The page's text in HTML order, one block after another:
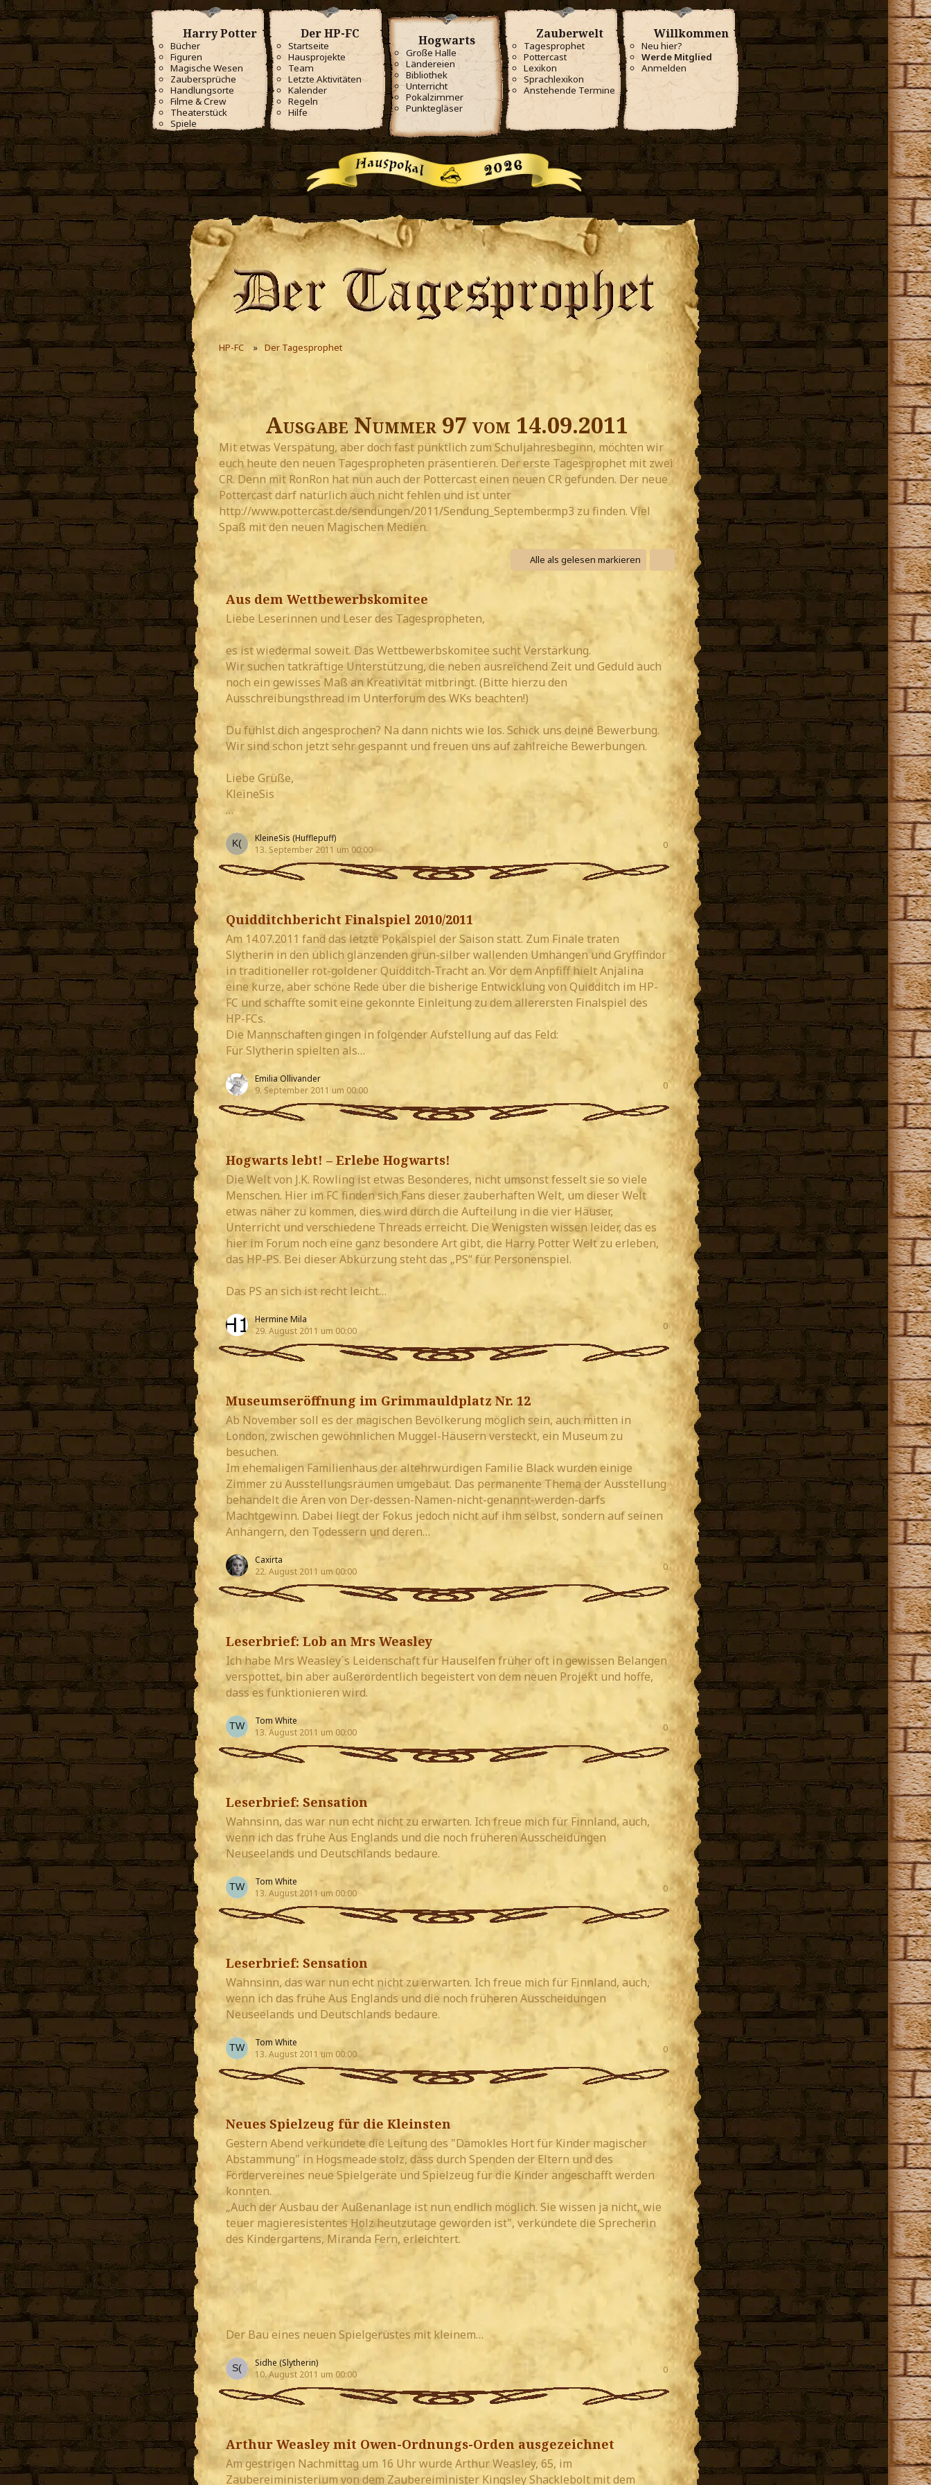
Harry Potter
Bücher
Figuren
Magische Wesen
Zaubersprüche
Handlungsorte
Filme & Crew
Theaterstück
Spiele
Der HP-FC
Startseite
Hausprojekte
Team
Letzte Aktivitäten
Kalender
Regeln
Hilfe
Hogwarts
Große Halle
Ländereien
Bibliothek
Unterricht
Pokalzimmer
Punktegläser
Zauberwelt
Tagesprophet
Pottercast
Lexikon
Sprachlexikon
Anstehende Termine
Willkommen
Neu hier?
Werde Mitglied
Anmelden
HP-FC Der Tagesprophet
Ausgabe Nummer 97 vom 14.09.2011
Mit etwas Verspätung, aber doch fast pünktlich zum Schuljahresbeginn, möchten wir
euch heute den neuen Tagespropheten präsentieren. Der erste Tagesprophet mit zwei
CR. Denn mit RonRon hat nun auch der Pottercast einen neuen CR gefunden. Der neue
Pottercast darf natürlich auch nicht fehlen und ist unter
http://www.pottercast.de/sendungen/2011/Sendung_September.mp3 zu finden. Viel
Spaß mit den neuen Magischen Medien.
Alle als gelesen markieren
Aus dem Wettbewerbskomitee
Liebe Leserinnen und Leser des Tagespropheten,
es ist wiedermal soweit. Das Wettbewerbskomitee sucht Verstärkung.
Wir suchen tatkräftige Unterstützung, die neben ausreichend Zeit und Geduld auch
noch ein gewisses Maß an Kreativität mitbringt. (Bitte hierzu den
Ausschreibungsthread im Unterforum des WKs beachten!)
Du fühlst dich angesprochen? Na dann nichts wie los. Schick uns deine Bewerbung.
Wir sind schon jetzt sehr gespannt und freuen uns auf zahlreiche Bewerbungen.
Liebe Grüße,
KleineSis
…
KleineSis (Hufflepuff)
13. September 2011 um 00:00
0
Quidditchbericht Finalspiel 2010/2011
Am 14.07.2011 fand das letzte Pokalspiel der Saison statt. Zum Finale traten
Slytherin in den üblich glänzenden grün-silber wallenden Umhängen und Gryffindor
in traditioneller rot-goldener Quidditch-Tracht an. Vor dem Anpfiff hielt Anjalina
eine kurze, aber schöne Rede über die bisherige Entwicklung von Quidditch im HP-
FC und schaffte somit eine gekonnte Einleitung zu dem allerersten Finalspiel des
HP-FCs.
Die Mannschaften gingen in folgender Aufstellung auf das Feld:
Für Slytherin spielten als…
Emilia Ollivander
9. September 2011 um 00:00
0
Hogwarts lebt! – Erlebe Hogwarts!
Die Welt von J.K. Rowling ist etwas Besonderes, nicht umsonst fesselt sie so viele
Menschen. Hier im FC finden sich Fans dieser zauberhaften Welt, um dieser Welt
etwas näher zu kommen, dies wird durch die Aufteilung in die vier Häuser,
Unterricht und verschiedene Threads erreicht. Die Wenigsten wissen leider, das es
hier im Forum noch eine ganz besondere Art gibt, die Harry Potter Welt zu erleben,
das HP-PS. Bei dieser Abkürzung steht das „PS“ für Personenspiel.
Das PS an sich ist recht leicht…
Hermine Mila
29. August 2011 um 00:00
0
Museumseröffnung im Grimmauldplatz Nr. 12
Ab November soll es der magischen Bevölkerung möglich sein, auch mitten in
London, zwischen gewöhnlichen Muggel-Häusern versteckt, ein Museum zu
besuchen.
Im ehemaligen Familienhaus der altehrwürdigen Familie Black wurden einige
Zimmer zu Ausstellungsräumen umgebaut. Das permanente Thema der Ausstellung
behandelt die Ären von Der-dessen-Namen-nicht-genannt-werden-darfs
Machtgewinn. Dabei liegt der Fokus jedoch nicht auf ihm selbst, sondern auf seinen
Anhängern, den Todessern und deren…
Caxirta
22. August 2011 um 00:00
0
Leserbrief: Lob an Mrs Weasley
Ich habe Mrs Weasley´s Leidenschaft für Hauselfen früher oft in gewissen Belangen
verspottet, bin aber außerordentlich begeistert von dem neuen Projekt und hoffe,
dass es funktionieren wird.
Tom White
13. August 2011 um 00:00
0
Leserbrief: Sensation
Wahnsinn, das war nun echt nicht zu erwarten. Ich freue mich für Finnland, auch,
wenn ich das frühe Aus Englands und die noch früheren Ausscheidungen
Neuseelands und Deutschlands bedaure.
Tom White
13. August 2011 um 00:00
0
Leserbrief: Sensation
Wahnsinn, das war nun echt nicht zu erwarten. Ich freue mich für Finnland, auch,
wenn ich das frühe Aus Englands und die noch früheren Ausscheidungen
Neuseelands und Deutschlands bedaure.
Tom White
13. August 2011 um 00:00
0
Neues Spielzeug für die Kleinsten
Gestern Abend verkündete die Leitung des "Damokles Hort für Kinder magischer
Abstammung" in Hogsmeade stolz, dass durch Spenden der Eltern und des
Fördervereines neue Spielgeräte und Spielzeug für die Kinder angeschafft werden
konnten.
„Auch der Ausbau der Außenanlage ist nun endlich möglich. Sie wissen ja nicht, wie
teuer magieresistentes Holz heutzutage geworden ist", verkündete die Sprecherin
des Kindergartens, Miranda Fern, erleichtert.
Der Bau eines neuen Spielgerüstes mit kleinem…
Sidhe (Slytherin)
10. August 2011 um 00:00
0
Arthur Weasley mit Owen-Ordnungs-Orden ausgezeichnet
Am gestrigen Nachmittag um 16 Uhr wurde Arthur Weasley, 65, im
Zaubereiministerium von dem Zaubereiminister Kingsley Shacklebolt mit dem